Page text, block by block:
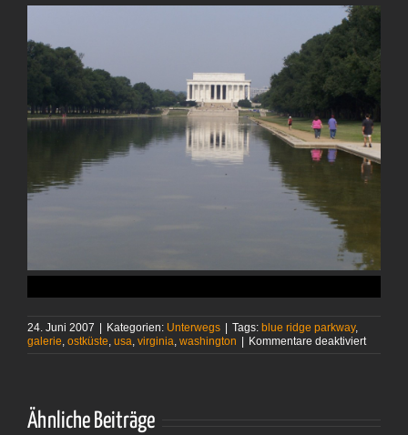
24. Juni 2007 Kategorien: Unterwegs Tags: blue ridge parkway,
galerie, ostküste, usa, virginia, washington Kommentare deaktiviertfür
Ähnliche Beiträge